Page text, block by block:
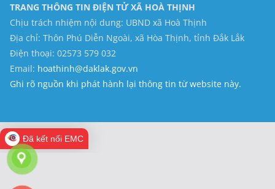
TRANG THÔNG TIN ĐIỆN TỬ XÃ HOÀ THỊNH
Chịu trách nhiệm nội dung: UBND xã Hoà Thịnh
Địa chỉ: Thôn Phú Diễn Ngoài, xã Hòa Thịnh, tỉnh Đắk Lắk
Điện thoại: 02573 579 032
Email: hoathinh@daklak.gov.vn
Ghi rõ nguồn khi phát hành lại thông tin từ website này.
Đã kết nối EMC